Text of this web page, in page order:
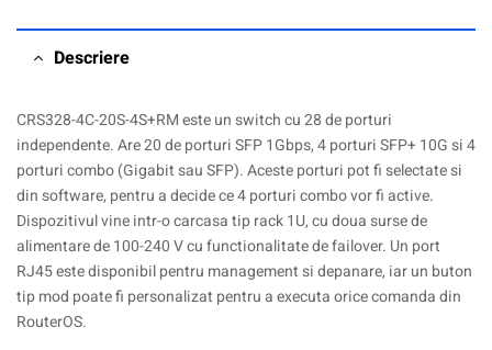
Descriere
CRS328-4C-20S-4S+RM este un switch cu 28 de porturi
independente. Are 20 de porturi SFP 1Gbps, 4 porturi SFP+ 10G si 4
porturi combo (Gigabit sau SFP). Aceste porturi pot fi selectate si
din software, pentru a decide ce 4 porturi combo vor fi active.
Dispozitivul vine intr-o carcasa tip rack 1U, cu doua surse de
alimentare de 100-240 V cu functionalitate de failover. Un port
RJ45 este disponibil pentru management si depanare, iar un buton
tip mod poate fi personalizat pentru a executa orice comanda din
RouterOS.